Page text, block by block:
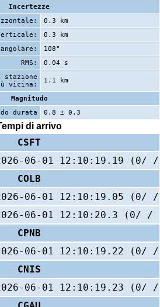
Incertezze
0.3 km
0.3 km
angolare:
108°
RMS:
0.04 s
stazione
vicina:
1.1 km
Magnitudo
durata
0.8 ± 0.3
di arrivo
CSFT
06-01 12:10:19.19 (0/
COLB
06-01 12:10:19.05 (0/
06-01 12:10:20.3 (0/ /
CPNB
06-01 12:10:19.22 (0/
CNIS
06-01 12:10:19.23 (0/